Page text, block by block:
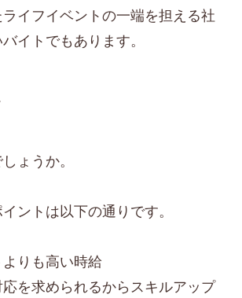
イフイベントの一端を担える社
イトでもあります。
ょうか。
ントは以下の通りです。
よりも高い時給
応を求められるからスキルアップ